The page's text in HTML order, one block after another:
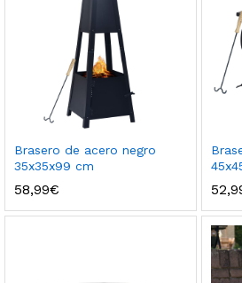
Brasero de acero negro
35x35x99 cm
58,99€